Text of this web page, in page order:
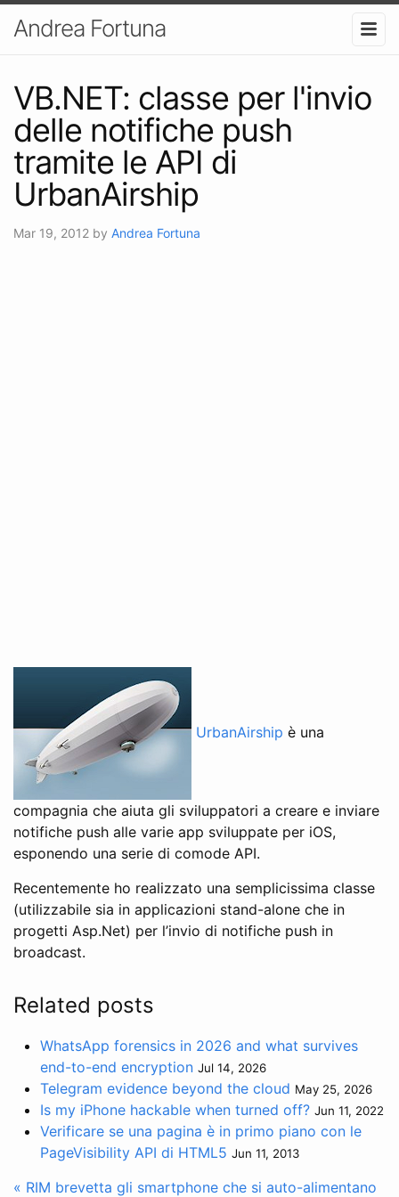
Andrea Fortuna
VB.NET: classe per l'invio
delle notifiche push
tramite le API di
UrbanAirship
Mar 19, 2012 by Andrea Fortuna
UrbanAirship è una
compagnia che aiuta gli sviluppatori a creare e inviare
notifiche push alle varie app sviluppate per iOS,
esponendo una serie di comode API.
Recentemente ho realizzato una semplicissima classe
(utilizzabile sia in applicazioni stand-alone che in
progetti Asp.Net) per l’invio di notifiche push in
broadcast.
Related posts
WhatsApp forensics in 2026 and what survives
end-to-end encryption Jul 14, 2026
Telegram evidence beyond the cloud May 25, 2026
Is my iPhone hackable when turned off? Jun 11, 2022
Verificare se una pagina è in primo piano con le
PageVisibility API di HTML5 Jun 11, 2013
« RIM brevetta gli smartphone che si auto-alimentano